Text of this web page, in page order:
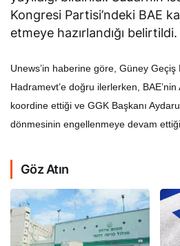
Kongresi Partisi’ndeki BAE
etmeye hazırlandığı belirtildi.
Unews’in haberine göre, Güney Geçiş
Hadramevt’e doğru ilerlerken, BAE’nin
koordine ettiği ve GGK Başkanı
dönmesinin engellenmeye devam
Göz Atın